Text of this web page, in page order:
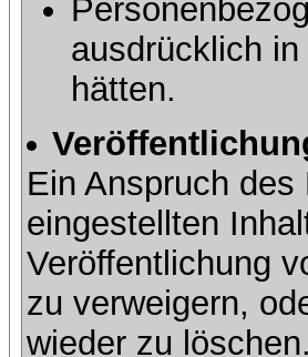
ausdrücklich
hätten.
Ein Anspruch
eingestellten
Veröffentlichung
zu verweigern,
wieder zu